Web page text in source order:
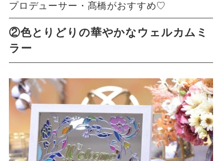
プロデューサー・髙橋がおすすめ♡
②色とりどりの華やかなウェルカムミ
ラー